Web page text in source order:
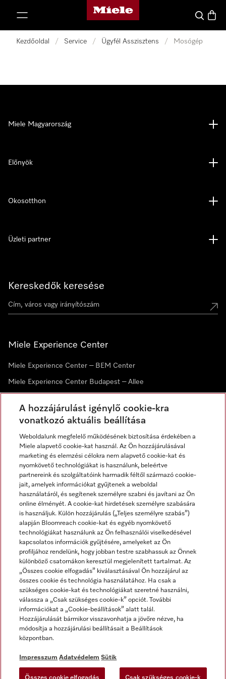
Miele honlapja
Kereses
Kezdőoldal / Service / Ügyfél Asszisztens / Mosógép
Kereskedők keresése
Miele Experience Center
Miele Experience Center – BEM Center
Miele Experience Center Budapest – Allee
Hírlevél
Miele Magyarország
Előnyök
Okosotthon
Üzleti partner
Impresszum
ÁSZF
Adatvédelem
Felhasználási feltételek
Akadálymentességi Nyilatkozat
Digitális Szolgáltatásokról szóló törvény
Miele a YouTube-on
Miele a Facebookon
Miele az Instagramon
A hozzájárulást igénylő cookie-kra
vonatkozó aktuális beállítása
Weboldalunk megfelelő működésének biztosítása érdekében a
Miele alapvető cookie-kat használ. Az Ön hozzájárulásával
marketing és elemzési célokra nem alapvető cookie-kat és
nyomkövető technológiákat is használunk, beleértve
partnereink és szolgáltatóink harmadik féltől származó cookie-
jait, amelyek információkat gyűjtenek a weboldal
használatáról, és segítenek személyre szabni és javítani az Ön
online élményét. A cookie-kat hirdetések személyre szabására
is használjuk. Külön hozzájárulás („Teljes személyre szabás”)
alapján Bloomreach cookie-kat és egyéb nyomkövető
technológiákat használunk az Ön felhasználói viselkedésével
kapcsolatos információk gyűjtésére, amelyeket az Ön
profiljához rendelünk, hogy jobban testre szabhassuk az Önnek
különböző csatornákon keresztül megjelenített tartalmat. Az
„Összes cookie elfogadás” kiválasztásával Ön hozzájárul az
összes cookie és technológia használatához. Ha csak a
szükséges cookie-kat és technológiákat szeretné használni,
válassza a „Csak szükséges cookie-k” opciót. További
információkat a „Cookie-beállítások” alatt talál.
Hozzájárulását bármikor visszavonhatja a jövőre nézve, ha
módosítja a hozzájárulási beállításait a Beállítások
központban.
Impresszum Adatvédelem Sütik